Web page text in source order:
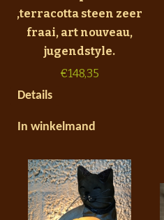
,terracotta steen zeer
fraai, art nouveau,
jugendstyle.
€148,35
Details
In winkelmand